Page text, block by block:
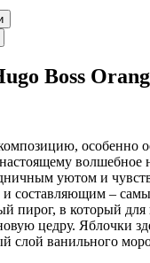
Boss
особенно
волшебное
уютом и
и составляющим –
пирог, в который для
цедру. Яблочки
слой ванильного